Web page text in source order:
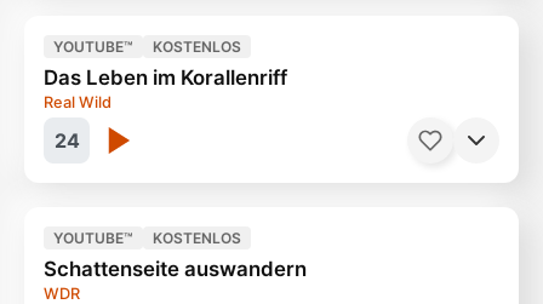
Ein Trend aus den USA
24
YOUTUBE™ KOSTENLOS
Das Leben im Korallenriff
Real Wild
Eines der letzten
YOUTUBE™ KOSTENLOS
Schattenseite auswandern
WDR